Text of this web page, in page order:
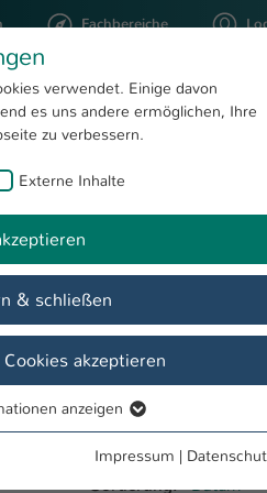
Fachbereiche
STUDIUM FORSCHUNG
Sortierung: Datum
verwendet. Einige davon
es uns andere ermöglichen, Ihre
zu verbessern.
Externe Inhalte
& schließen
akzeptieren
Funktionen der
anzeigen
Impressum |